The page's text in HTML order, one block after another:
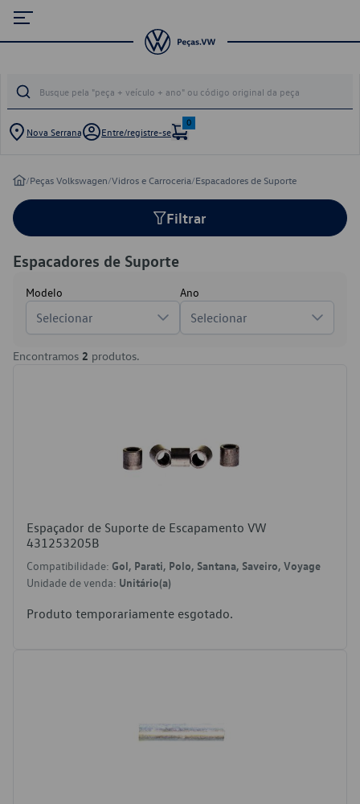
Nova Serrana Entre/registre-se
0
/Peças Volkswagen/Vidros e Carroceria/Espacadores de Suporte
Filtrar
Espacadores de Suporte
Modelo
Selecionar
Ano
Selecionar
Encontramos 2 produtos.
Espaçador de Suporte de Escapamento VW
431253205B
Compatibilidade: Gol, Parati, Polo, Santana, Saveiro, Voyage
Unidade de venda: Unitário(a)
Produto temporariamente esgotado.